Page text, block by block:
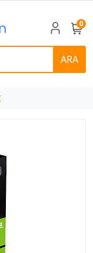
ARA
0